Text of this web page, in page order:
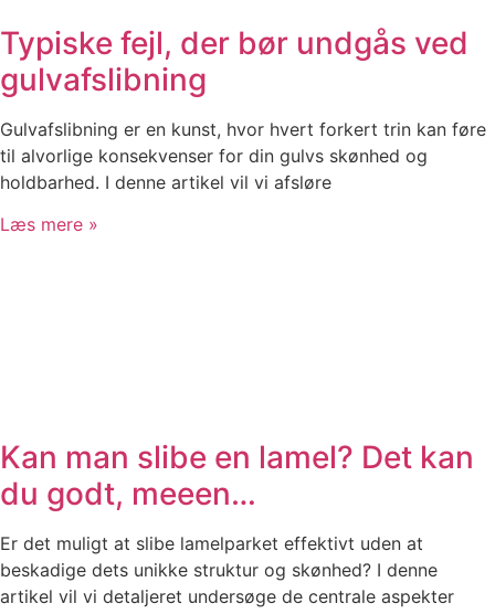
Typiske fejl, der bør undgås ved
gulvafslibning
Gulvafslibning er en kunst, hvor hvert forkert trin kan føre
til alvorlige konsekvenser for din gulvs skønhed og
holdbarhed. I denne artikel vil vi afsløre
Læs mere »
Kan man slibe en lamel? Det kan
du godt, meeen…
Er det muligt at slibe lamelparket effektivt uden at
beskadige dets unikke struktur og skønhed? I denne
artikel vil vi detaljeret undersøge de centrale aspekter